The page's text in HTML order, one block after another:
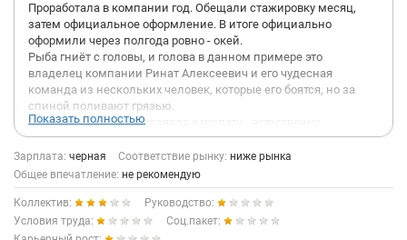
Проработала в компании год. Обещали стажировку месяц,
затем официальное оформление. В итоге официально
оформили через полгода ровно - окей.
Рыба гниёт с головы, и голова в данном примере это
владелец компании Ринат Алексеевич и его чудесная
команда из нескольких человек, которые его боятся, но за
спиной поливают грязью.
Бухгалтер, которая выдавала зарплату - естественно
официально не оформлена и приходится тещей Ринату.
Записывала она все цифры в тетрадку в клеточку. И когда в
очередной раз не выплачивали зарплату или задерживали
или опять не доплатили - приходилось звонить той самой
теще и выслушивать негатив, мол это твои проблемы. Сиди -
жди.
В период пандемии всех отправили домой, а интернет-
Показать полностью
Зарплата: черная Соответствие рынку: ниже рынка
Общее впечатление: не рекомендую
Коллектив:
Руководство:
Условия труда:
Соц.пакет: